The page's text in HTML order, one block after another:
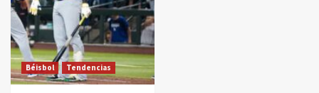
Béisbol Tendencias